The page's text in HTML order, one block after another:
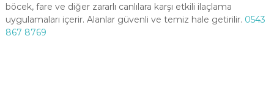
böcek, fare ve diğer zararlı canlılara karşı etkili ilaçlama
uygulamaları içerir. Alanlar güvenli ve temiz hale getirilir. 0543
867 8769